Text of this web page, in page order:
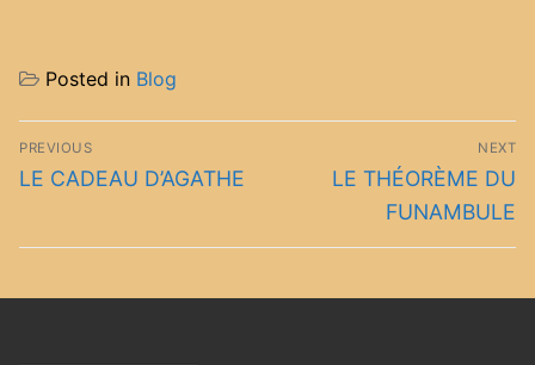
Posted in Blog
Navigation
de
PREVIOUS
Previous
LE CADEAU D’AGATHE
NEXT
Next
LE THÉORÈME DU
FUNAMBULE